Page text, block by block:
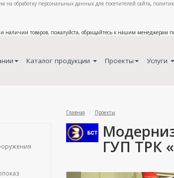
на обработку персональных данных для посетителей сайта,
наличии товаров, пожалуйста, обращайтесь к нашим менеджерам
Каталог продукции Проекты Услуги
Главная Проекты
ГУП ТРК